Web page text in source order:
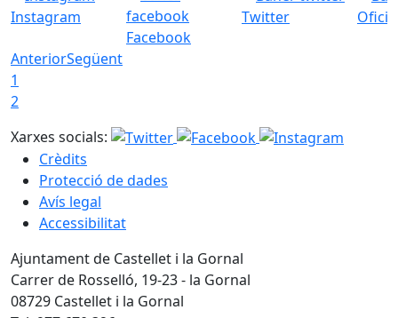
Instagram
Facebook
Twitter
AnteriorSegüent
1
2
Xarxes socials:
Crèdits
Protecció de dades
Avís legal
Accessibilitat
Ajuntament de Castellet i la Gornal
Carrer de Rosselló, 19-23 - la Gornal
08729 Castellet i la Gornal